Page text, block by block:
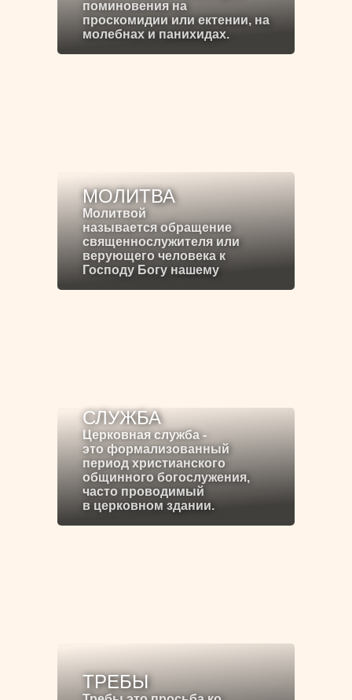
поминовения на
проскомидии или ектении, на
молебнах и панихидах.
МОЛИТВА
Молитвой
называется обращение
священнослужителя или
верующего человека к
Господу Богу нашему
СЛУЖБА
Церковная служба -
это формализованный
период христианского
общинного богослужения,
часто проводимый
в церковном здании.
ТРЕБЫ